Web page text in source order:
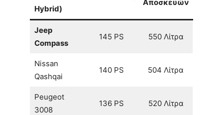
Hybrid)
Αποσκευών
Jeep
Compass
145 PS 550 Λίτρα
Nissan
Qashqai
140 PS 504 Λίτρα
Peugeot
3008
136 PS 520 Λίτρα